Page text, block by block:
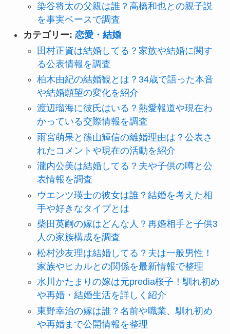
染谷将太の父親は誰？高橋和也との親子説
を事実ベースで調査
カテゴリー: 恋愛・結婚
田村正資は結婚してる？家族や結婚に関す
る公表情報を調査
柏木由紀の結婚観とは？34歳で語った本音
や結婚願望の変化を紹介
渡辺瑠海に彼氏はいる？熱愛報道や現在わ
かっている交際情報を調査
雨宮萌果と篠山輝信の離婚理由は？公表さ
れたコメントや現在の活動を紹介
瀧内公美は結婚してる？夫や子供の噂と公
表情報を調査
ウエンツ瑛士の彼女は誰？結婚を考えた相
手や好きなタイプとは
柴田英嗣の嫁はどんな人？再婚相手と子供3
人の家族構成を調査
松村沙友理は結婚してる？夫は一般男性！
家族やヒカルとの関係を最新情報で整理
水川かたまりの嫁は元predia桜子！馴れ初め
や再婚・結婚生活を詳しく紹介
東野幸治の嫁は誰？名前や職業、馴れ初め
や再婚まで公開情報を整理